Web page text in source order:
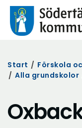
Start / Förskola
/ Alla grundskolor